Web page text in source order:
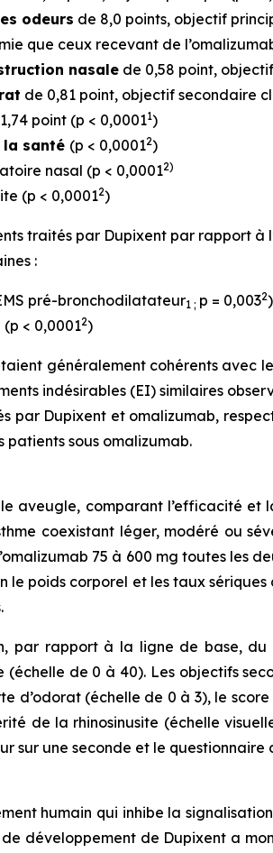
odeurs de 8,0 points, objectif
que ceux recevant de
nasale de 0,58 point,
de 0,81 point, objectif secondaire
point (p < 0,00011)
santé (p < 0,00012)
nasal (p < 0,00012)
(p < 0,00012)
traités par Dupixent par rapport à
:
pré-bronchodilatateur1 ; p = 0,0032)
(p < 0,00012)
généralement cohérents avec
indésirables (EI) similaires
par Dupixent et omalizumab,
patients sous omalizumab.
aveugle, comparant l’efficacité et
coexistant léger, modéré ou
75 à 600 mg toutes les
poids corporel et les taux
par rapport à la ligne de base,
(échelle de 0 à 40). Les objectifs
d’odorat (échelle de 0 à 3), le
de la rhinosinusite (échelle
une seconde et le questionnaire
humain qui inhibe la
de développement de Dupixent a